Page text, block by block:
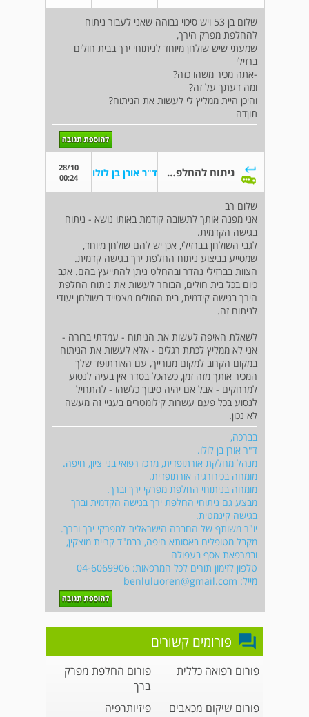
שלום בן 53 ויש סיכוי גבוהה שאני לעבור ניתוח
להחלפת מפרק הירך,
שמעתי שיש שולחן מיוחד לניתוחי ירך בבית חולים
ברזילי
-אתה מכיר משהו כזה?
ומה דעתך על זה?
והיכן היית ממליץ לי לעשות את הניתוח?
תוןדה
ניתוח להחלפת מפרק הירך ד"ר אורן בן לולו
28/10
00:24
שלום רב
אני מפנה אותך לתשובה קודמת באותו נושא - ניתוח
בגישה הקדמית.
לגבי השולחן בברזילי, אכן יש להם שולחן מיוחד,
שמסייע בביצוע ניתוח החלפת ירך בגישה קדמית.
הצוות בברזילי נהדר ובהחלט ניתן להתייעץ בהם. אגב
כיום בכל בית חולים, הבוחר לעשות את ניתוח החלפת
הירך בגישה קידמית, בית החולים מצטייד בשולחן יעודי
לניתוח זה.
לשאלת האיפה לעשות את הניתוח - עמדתי ברורה -
אני לא ממליץ לכתת רגלים - אלא לעשות את הניתוח
במקום הקרוב למקום מגורייך, עם האורתופד שלך
המכיר אותך מזה זמן, כשהכל בסדר אין בעיה לנסוע
למרחקים - אבל אם יהיה סיבוך כלשהו - להתחיל
לנסוע בכל פעם עשרות קילומטרים בעניי זה מעשה
לא נכון.
בברכה,
ד"ר אורן בן לולו.
מנהל מחלקת אורתופדית, מרכז רפואי בני ציון, חיפה.
מומחה בכירורגיה אורתופדית.
מומחה בניתוחי החלפת מפרקי ירך וברך.
מבצע גם ניתוחי החלפת ירך בגישה הקדמית וברך
בגישה קינמטית.
יו"ר משותף של החברה הישראלית למפרקי ירך וברך.
מקבל מטופלים באסותא חיפה, רבמ"ד קריית מוצקין,
ובמרפאת אסף בעפולה
טלפון לזימון תורים לכל המרפאות: 04-6069906
מייל: benluluoren@gmail.com
פורומים קשורים
פורום רפואה כללית
פורום החלפת מפרק
ברך
פורום שיקום מכאבים
פיזיותרפיה